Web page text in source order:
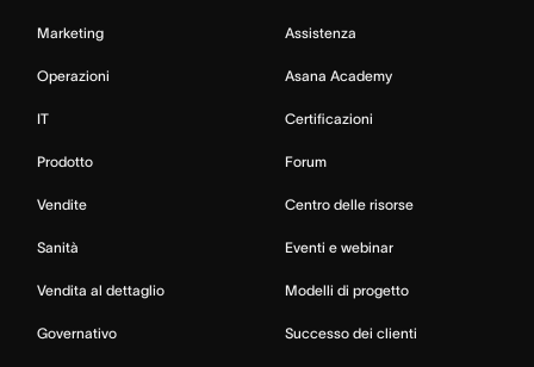
Marketing
Operazioni
IT
Prodotto
Vendite
Sanità
Vendita al dettaglio
Governativo
Assistenza
Asana Academy
Certificazioni
Forum
Centro delle risorse
Eventi e webinar
Modelli di progetto
Successo dei clienti